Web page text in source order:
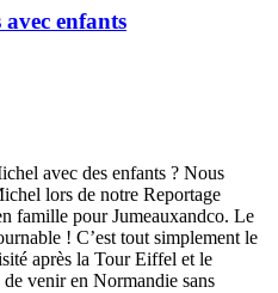
enfants
avec des enfants ? Nous
lors de notre Reportage
famille pour Jumeauxandco. Le
! C’est tout simplement le
après la Tour Eiffel et le
venir en Normandie sans